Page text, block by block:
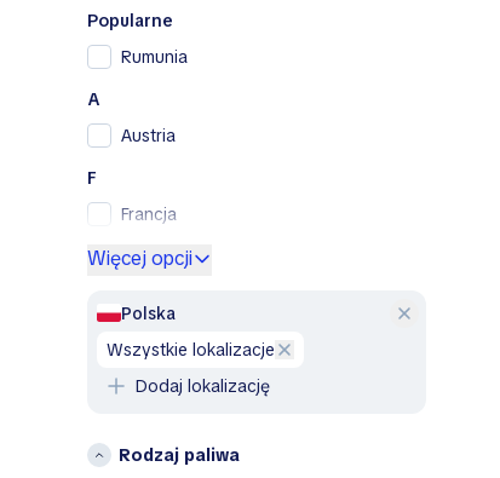
Porsche
RAM
Skoda
Subaru
Volkswagen
Volvo
Abarth
Alfa Romeo
Popularne
Rumunia
A
Austria
F
Francja
G
Holandia
I
Więcej opcji
Polska
wszystkie lokalizacje
Dodaj lokalizację
Rodzaj paliwa